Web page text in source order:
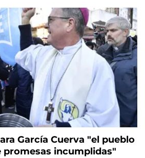
García Cuerva "el pueblo
promesas incumplidas"